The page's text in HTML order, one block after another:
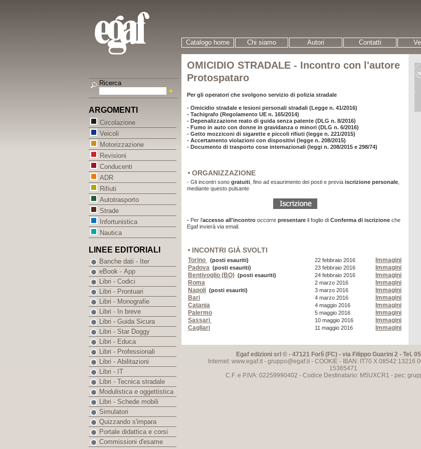
Catalogo home Chi siamo Autori Contatti
OMICIDIO STRADALE - Incontro con l'autore
Protospataro
Per gli operatori che svolgono servizio di polizia stradale
- Omicidio stradale e lesioni personali stradali (Legge n. 41/2016)
- Tachigrafo (Regolamento UE n. 165/2014)
- Depenalizzazione reato di guida senza patente (DLG n. 8/2016)
- Fumo in auto con donne in gravidanza o minori (DLG n. 6/2016)
- Getto mozziconi di sigarette e piccoli rifiuti (legge n. 221/2015)
- Accertamento violazioni con dispositivi (legge n. 208/2015)
- Documento di trasporto cose internazionali (leggi n. 208/2015 e 298/74)
ORGANIZZAZIONE
- Gli incontri sono gratuiti , fino ad esaurimento dei posti e previa iscrizione personale
mediante questo pulsante
- Per l'accesso all'incontro occorre presentare il foglio di Conferma di iscrizione che
Egaf invierà via email.
INCONTRI GIÀ SVOLTI
Torino (posti esauriti) 22 febbraio 2016
Immagini
Padova (posti esauriti) 23 febbraio 2016
Immagini
Bentivoglio (BO) (posti esauriti) 24 febbraio 2016
Immagini
Roma
2 marzo 2016
Immagini
Napoli (posti esauriti) 3 marzo 2016
Immagini
Bari
4 marzo 2016
Immagini
Catania
4 maggio 2016
Immagini
Palermo
5 maggio 2016
Immagini
Sassari
10 maggio 2016
Immagini
Cagliari
11 maggio 2016 Immagini
Egaf edizioni srl © - 47121 Forlì (FC) - via Filippo Guarini 2 - Tel.
Internet: www.egaf.it - gruppo@egaf.it- COOKIE- IBAN: IT70 X 08542 13216
15365471
C.F. e P.IVA: 02259990402 - Codice Destinatario: M5UXCR1 - pec:
Ricerca
ARGOMENTI
Circolazione
Veicoli
Motorizzazione
Revisioni
Conducenti
ADR
Rifiuti
Autotrasporto
Strade
Infortunistica
Nautica
LINEE EDITORIALI
Banche dati - Iter
eBook - App
Libri - Codici
Libri - Prontuari
Libri - Monografie
Libri - In breve
Libri - Guida Sicura
Libri - Star Doggy
Libri - Educa
Libri - Professionali
Libri - Abilitazioni
Libri - IT
Libri - Tecnica stradale
Modulistica e oggettistica
Libri - Schede mobili
Simulatori
Quizzando s'impara
Portale didattica e corsi
Commissioni d'esame